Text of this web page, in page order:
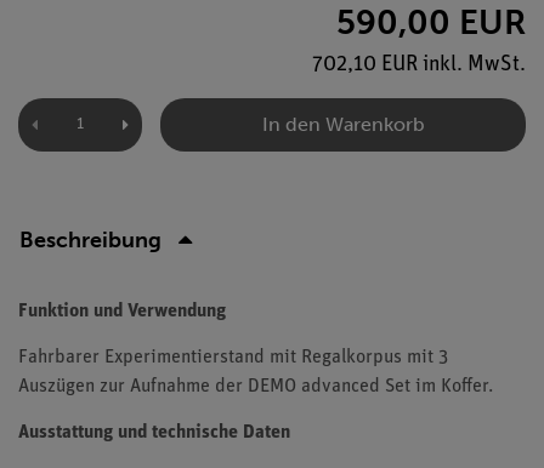
590,00 EUR
702,10 EUR inkl. MwSt.
In den Warenkorb
Beschreibung
Funktion und Verwendung
Fahrbarer Experimentierstand mit Regalkorpus mit 3
Auszügen zur Aufnahme der DEMO advanced Set im Koffer.
Ausstattung und technische Daten